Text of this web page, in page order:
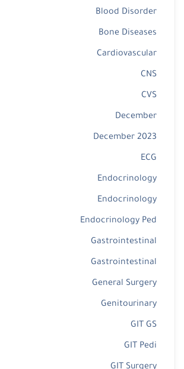
Blood Disorder
Bone Diseases
Cardiovascular
CNS
CVS
December
December 2023
ECG
Endocrinology
Endocrinology
Endocrinology Ped
Gastrointestinal
Gastrointestinal
General Surgery
Genitourinary
GIT GS
GIT Pedi